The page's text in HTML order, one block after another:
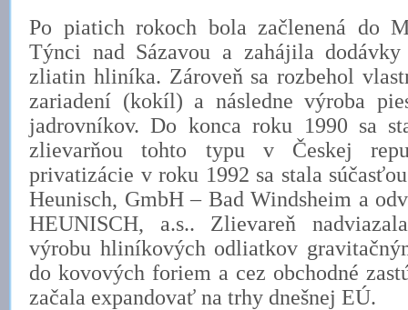
Po piatich rokoch bola začlenená do
Týnci nad Sázavou a zahájila
zliatin hliníka. Zároveň sa rozbehol
zariadení (kokíl) a následne výroba
jadrovníkov. Do konca roku 1990 sa
zlievarňou tohto typu v Českej
privatizácie v roku 1992 sa stala
Heunisch, GmbH – Bad Windsheim a
HEUNISCH, a.s.. Zlievareň
výrobu hliníkových odliatkov
do kovových foriem a cez obchodné
začala expandovať na trhy dnešnej EÚ.